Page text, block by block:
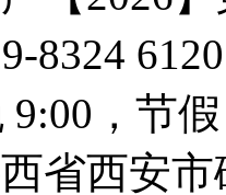
8324
，节
省西安